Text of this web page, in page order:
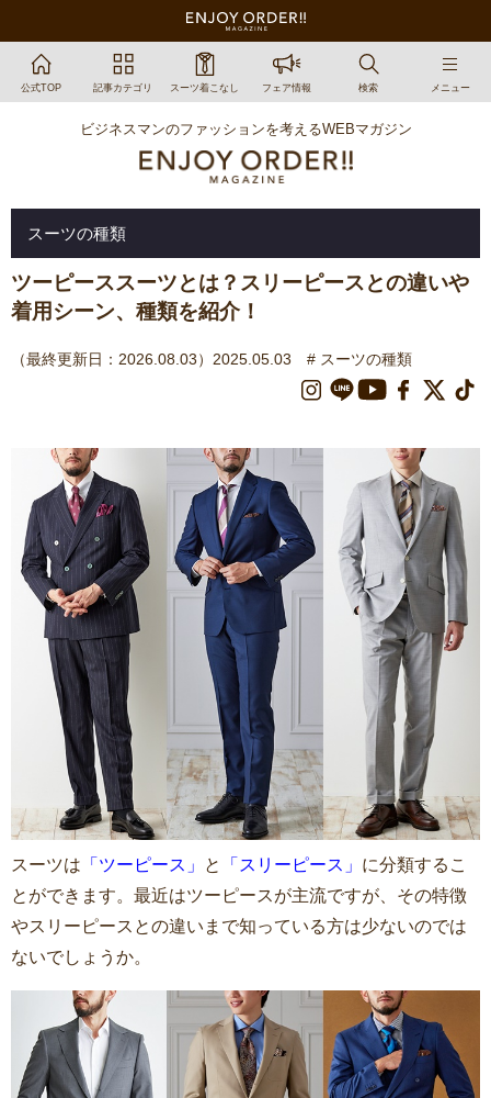
公式TOP 記事カテゴリ スーツ着こなし フェア情報 検索 メニュー
ビジネスマンのファッションを考えるWEBマガジン
スーツの種類
ツーピーススーツとは？スリーピースとの違いや
着用シーン、種類を紹介！
（最終更新日：2026.08.03）2025.05.03 # スーツの種類
スーツは 「ツーピース」 と 「スリーピース」 に分類するこ
とができます。最近はツーピースが主流ですが、その特徴
やスリーピースとの違いまで知っている方は少ないのでは
ないでしょうか。